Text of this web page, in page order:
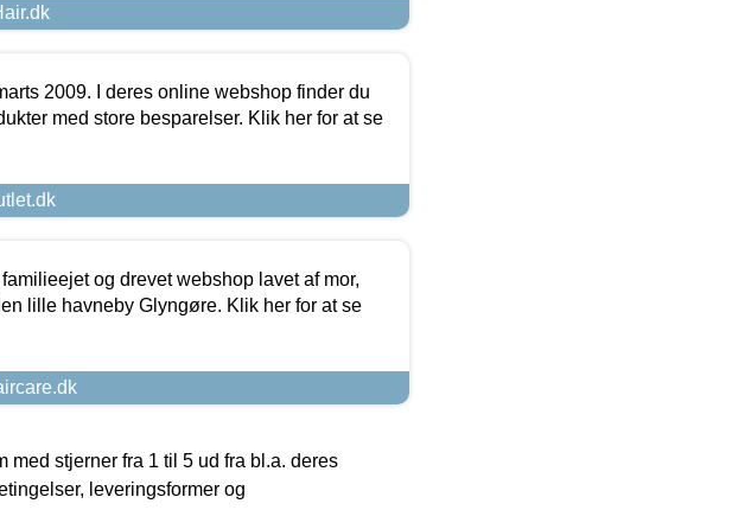
2009. I deres online webshop finder du
med store besparelser. Klik her for at se
og drevet webshop lavet af mor,
lille havneby Glyngøre. Klik her for at se
stjerner fra 1 til 5 ud fra bl.a. deres
leveringsformer og